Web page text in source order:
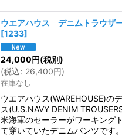
ウエアハウス デニムトラウザ
[1233]
24,000円(税別)
(税込: 26,400円)
在庫なし
ウエアハウス(WAREHOUSE)の
ス(U.S.NAVY DENIM
米海軍のセーラーがワーキング
て穿いていたデニムパンツです